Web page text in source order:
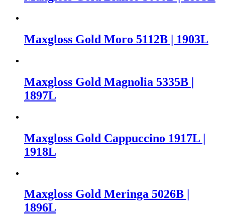
Maxgloss Gold Moro 5112B | 1903L
Maxgloss Gold Magnolia 5335B |
1897L
Maxgloss Gold Cappuccino 1917L |
1918L
Maxgloss Gold Meringa 5026B |
1896L